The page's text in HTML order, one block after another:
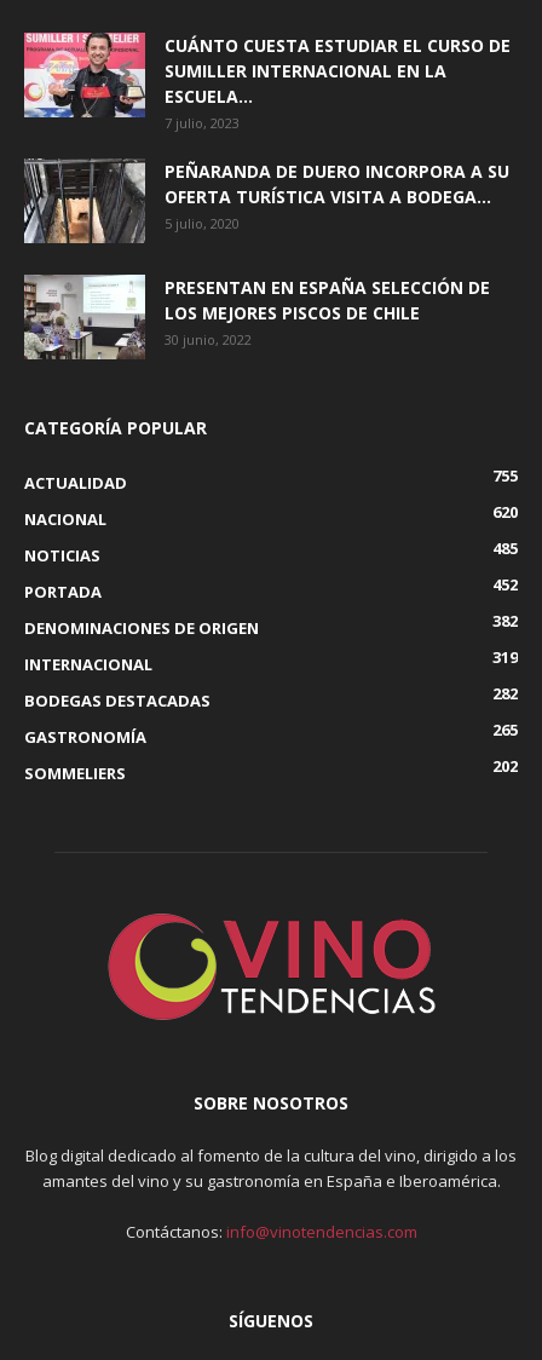
CUÁNTO CUESTA ESTUDIAR EL CURSO DE
SUMILLER INTERNACIONAL EN LA
ESCUELA...
7 julio, 2023
PEÑARANDA DE DUERO INCORPORA A SU
OFERTA TURÍSTICA VISITA A BODEGA...
5 julio, 2020
PRESENTAN EN ESPAÑA SELECCIÓN DE
LOS MEJORES PISCOS DE CHILE
30 junio, 2022
CATEGORÍA POPULAR
ACTUALIDAD
755
NACIONAL
620
NOTICIAS
485
PORTADA
452
DENOMINACIONES DE ORIGEN
382
INTERNACIONAL
319
BODEGAS DESTACADAS
282
GASTRONOMÍA
265
SOMMELIERS
202
SOBRE NOSOTROS
Blog digital dedicado al fomento de la cultura del vino, dirigido a los
amantes del vino y su gastronomía en España e Iberoamérica.
Contáctanos: info@vinotendencias.com
SÍGUENOS